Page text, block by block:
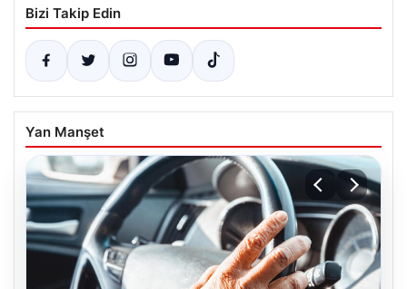
Bizi Takip Edin
Yan Manşet